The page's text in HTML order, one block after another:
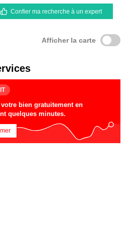
Confier ma recherche à un expert
Afficher la carte
bien gratuitement en
quelques minutes.